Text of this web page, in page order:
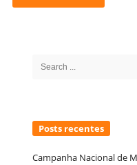
Search
Posts recentes
Campanha Nacional de